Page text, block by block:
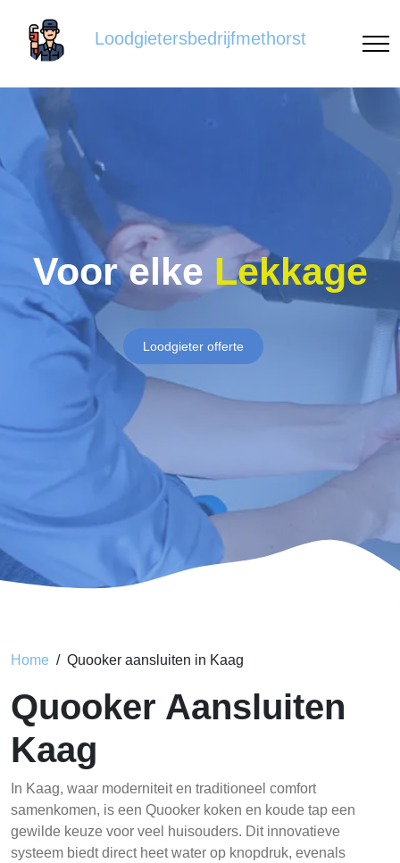
Loodgietersbedrijfmethorst
Voor elke Lekkage
Loodgieter offerte
Home Quooker aansluiten in Kaag
Quooker Aansluiten
Kaag
In Kaag, waar moderniteit en traditioneel comfort
samenkomen, is een Quooker koken en koude tap een
gewilde keuze voor veel huisouders. Dit innovatieve
systeem biedt direct heet water op knopdruk, evenals